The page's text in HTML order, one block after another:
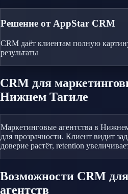
Решение от AppStar CRM
CRM даёт клиентам полную
результаты
CRM для
Нижнем Тагиле
Маркетинговые агентства в
для прозрачности. Клиент видит
доверие растёт, retention
Возможности CRM
агентств